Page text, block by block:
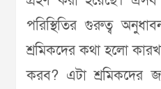
পরিস্থিতির গুরুত্ব
শ্রমিকদের কথা হলো
করব? এটা শ্রমিকদের